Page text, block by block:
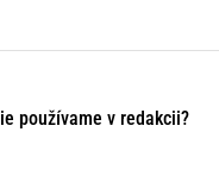
používame v redakcii?